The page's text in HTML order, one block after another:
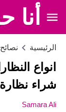
أنا
الرئيسية
انواع
شراء
Samara Ali